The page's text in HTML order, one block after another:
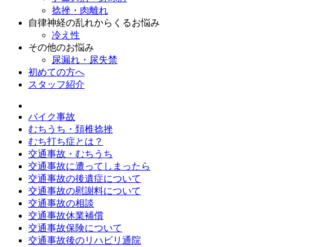
捻挫・肉離れ
自律神経の乱れからくるお悩み
冷え性
その他のお悩み
尿漏れ・尿失禁
初めての方へ
スタッフ紹介
バイク事故
むちうち・頚椎捻挫
むち打ち症とは？
交通事故・むちうち
交通事故に遭ってしまったら
交通事故の後遺症について
交通事故の慰謝料について
交通事故の相談
交通事故休業補償
交通事故保険について
交通事故後のリハビリ通院